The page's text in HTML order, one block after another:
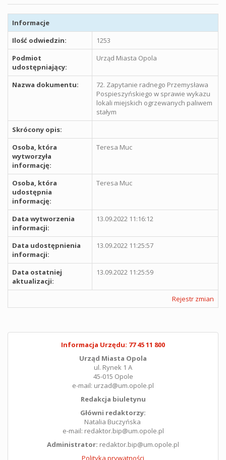
Informacje
Ilość odwiedzin:
1253
Podmiot
udostępniający:
Urząd Miasta Opola
Nazwa dokumentu:
72. Zapytanie radnego Przemysława
Pospieszyńskiego w sprawie wykazu
lokali miejskich ogrzewanych paliwem
stałym
Skrócony opis:
Osoba, która
wytworzyła
informację:
Teresa Muc
Osoba, która
udostępnia
informację:
Teresa Muc
Data wytworzenia
informacji:
13.09.2022 11:16:12
Data udostępnienia
informacji:
13.09.2022 11:25:57
Data ostatniej
aktualizacji:
13.09.2022 11:25:59
Rejestr zmian
Informacja Urzędu: 77 45 11 800
Urząd Miasta Opola
ul. Rynek 1 A
45-015 Opole
e-mail: urzad@um.opole.pl
Redakcja biuletynu
Główni redaktorzy:
Natalia Buczyńska
e-mail: redaktor.bip@um.opole.pl
Administrator: redaktor.bip@um.opole.pl
Polityka prywatności